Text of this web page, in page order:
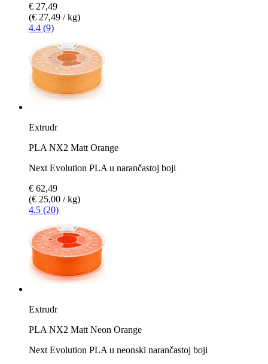
€ 27,49
(€ 27,49 / kg)
4.4 (9)
Extrudr
PLA NX2 Matt Orange
Next Evolution PLA u narančastoj boji
€ 62,49
(€ 25,00 / kg)
4.5 (20)
Extrudr
PLA NX2 Matt Neon Orange
Next Evolution PLA u neonski narančastoj boji